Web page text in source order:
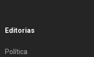
Editorias
Política